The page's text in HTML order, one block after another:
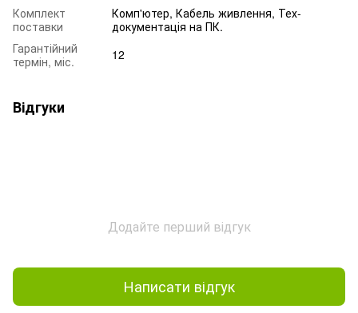
Комплект
поставки
Комп'ютер, Кабель живлення, Тех-
документація на ПК.
Гарантійний
термін, міс.
12
Відгуки
Додайте перший відгук
Написати відгук